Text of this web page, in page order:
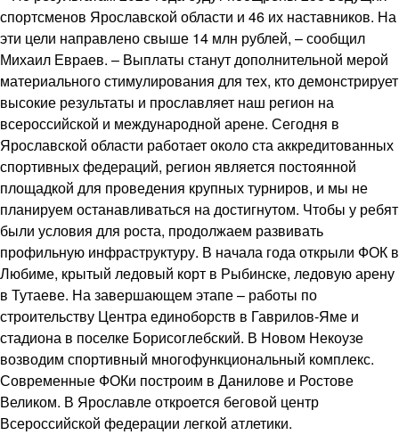
спортсменов Ярославской области и 46 их наставников. На
эти цели направлено свыше 14 млн рублей, – сообщил
Михаил Евраев. – Выплаты станут дополнительной мерой
материального стимулирования для тех, кто демонстрирует
высокие результаты и прославляет наш регион на
всероссийской и международной арене. Сегодня в
Ярославской области работает около ста аккредитованных
спортивных федераций, регион является постоянной
площадкой для проведения крупных турниров, и мы не
планируем останавливаться на достигнутом. Чтобы у ребят
были условия для роста, продолжаем развивать
профильную инфраструктуру. В начала года открыли ФОК в
Любиме, крытый ледовый корт в Рыбинске, ледовую арену
в Тутаеве. На завершающем этапе – работы по
строительству Центра единоборств в Гаврилов-Яме и
стадиона в поселке Борисоглебский. В Новом Некоузе
возводим спортивный многофункциональный комплекс.
Современные ФОКи построим в Данилове и Ростове
Великом. В Ярославле откроется беговой центр
Всероссийской федерации легкой атлетики.